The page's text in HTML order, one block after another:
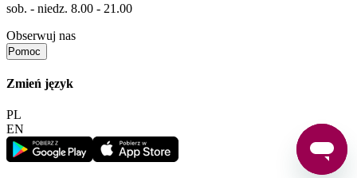
sob. - niedz. 8.00 - 21.00
Obserwuj nas
Pomoc
Zmień język
PL
EN